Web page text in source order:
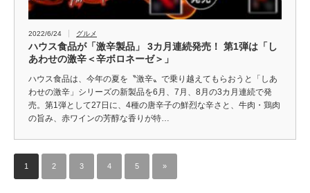
2022/6/24 グルメ
ハウス食品が「激辛製品」 3カ月連続発売！ 第1弾は「し
あわせの激辛＜辛ボロネーゼ＞」
ハウス食品は、今年の夏を〝激辛〟で乗り越えてもらおうと「しあ
わせの激辛」シリーズの新製品を6月、7月、8月の3カ月連続で発
売。第1弾として27日に、4種の唐辛子の鮮烈な辛さと、牛肉・鶏肉
の旨み、赤ワインの芳醇な香りが特…
1 2 3 4 5 »